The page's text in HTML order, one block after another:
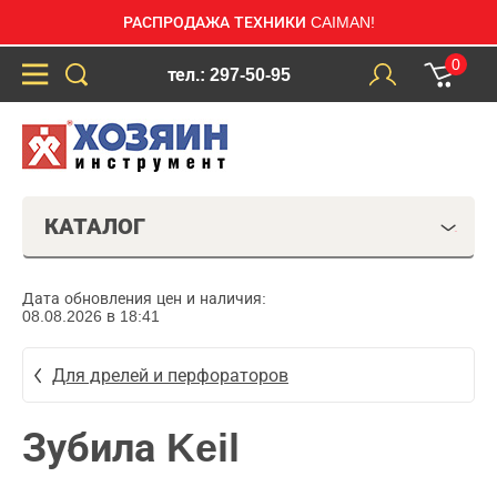
РАСПРОДАЖА ТЕХНИКИ CAIMAN!
тел.: 297-50-95
0
КАТАЛОГ
Дата обновления цен и наличия:
08.08.2026 в 18:41
Для дрелей и перфораторов
Зубила Keil